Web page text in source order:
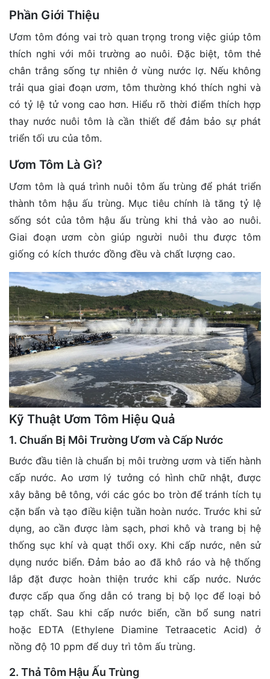
chia
sẻ
Liên
hệ
Phần Giới Thiệu
Ươm tôm đóng vai trò quan trọng trong việc giúp tôm
thích nghi với môi trường ao nuôi. Đặc biệt, tôm thẻ
chân trắng sống tự nhiên ở vùng nước lợ. Nếu không
trải qua giai đoạn ươm, tôm thường khó thích nghi và
có tỷ lệ tử vong cao hơn. Hiểu rõ thời điểm thích hợp
thay nước nuôi tôm là cần thiết để đảm bảo sự phát
triển tối ưu của tôm.
Ươm Tôm Là Gì?
Ươm tôm là quá trình nuôi tôm ấu trùng để phát triển
thành tôm hậu ấu trùng. Mục tiêu chính là tăng tỷ lệ
sống sót của tôm hậu ấu trùng khi thả vào ao nuôi.
Giai đoạn ươm còn giúp người nuôi thu được tôm
giống có kích thước đồng đều và chất lượng cao.
Kỹ Thuật Ươm Tôm Hiệu Quả
1. Chuẩn Bị Môi Trường Ươm và Cấp Nước
Bước đầu tiên là chuẩn bị môi trường ươm và tiến hành
cấp nước. Ao ươm lý tưởng có hình chữ nhật, được
xây bằng bê tông, với các góc bo tròn để tránh tích tụ
cặn bẩn và tạo điều kiện tuần hoàn nước. Trước khi sử
dụng, ao cần được làm sạch, phơi khô và trang bị hệ
thống sục khí và quạt thổi oxy. Khi cấp nước, nên sử
dụng nước biển. Đảm bảo ao đã khô ráo và hệ thống
lắp đặt được hoàn thiện trước khi cấp nước. Nước
được cấp qua ống dẫn có trang bị bộ lọc để loại bỏ
tạp chất. Sau khi cấp nước biển, cần bổ sung natri
hoặc EDTA (Ethylene Diamine Tetraacetic Acid) ở
nồng độ 10 ppm để duy trì tôm ấu trùng.
2. Thả Tôm Hậu Ấu Trùng